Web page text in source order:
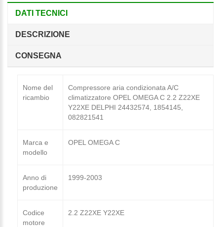
DATI TECNICI
DESCRIZIONE
CONSEGNA
Nome del
ricambio
Compressore aria condizionata A/C
climatizzatore OPEL OMEGA C 2.2 Z22XE
Y22XE DELPHI 24432574, 1854145,
082821541
Marca e
modello
OPEL OMEGA C
Anno di
produzione
1999-2003
Codice
motore
2.2 Z22XE Y22XE